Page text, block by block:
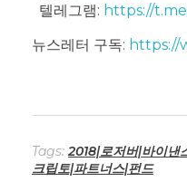
텔레그램: https://
뉴스레터 구독: https://
Tags: 2018|로저버|바이낸
크립토|파트너스|펀드